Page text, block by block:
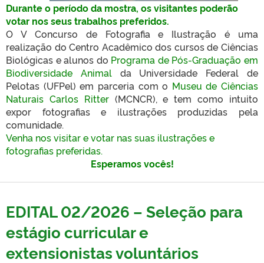
Durante o período da mostra, os visitantes poderão
votar nos seus trabalhos preferidos.
O V Concurso de Fotografia e Ilustração é uma
realização do Centro Acadêmico dos cursos de Ciências
Biológicas e alunos do Programa de Pós-Graduação em
Biodiversidade Animalda Universidade Federal de
Pelotas (UFPel) em parceria com o Museu de Ciências
Naturais Carlos Ritter(MCNCR), e tem como intuito
expor fotografias e ilustrações produzidas pela
comunidade.
Venha nos visitar e votar nas suas ilustrações e
fotografias preferidas.
Esperamos vocês!
EDITAL 02/2026 – Seleção para
estágio curricular e
extensionistas voluntários